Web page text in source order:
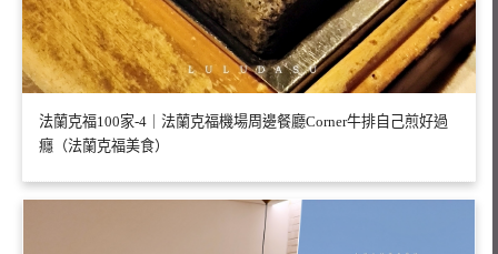
法蘭克福100家-4｜法蘭克福機場周邊餐廳Corner牛排自己煎好過
癮（法蘭克福美食）